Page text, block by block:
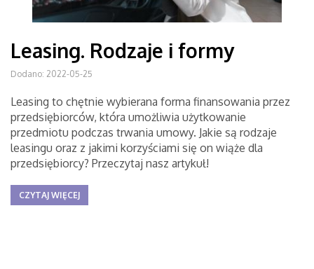
Leasing. Rodzaje i formy
Dodano: 2022-05-25
Leasing to chętnie wybierana forma finansowania przez
przedsiębiorców, która umożliwia użytkowanie
przedmiotu podczas trwania umowy. Jakie są rodzaje
leasingu oraz z jakimi korzyściami się on wiąże dla
przedsiębiorcy? Przeczytaj nasz artykuł!
CZYTAJ WIĘCEJ